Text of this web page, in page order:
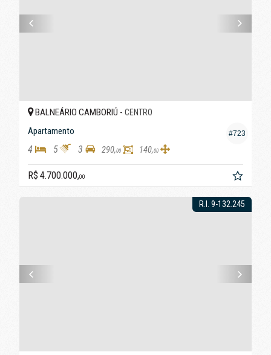
#723
BALNEÁRIO CAMBORIÚ - CENTRO
Apartamento
4 5 3 290,00 140,00
R$ 4.700.000,00
R.I. 9-132.245